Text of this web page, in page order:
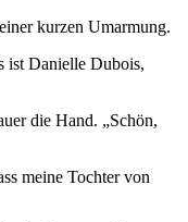
kurzen Umarmung.
ist Danielle Dubois,
die Hand. „Schön,
meine Tochter von